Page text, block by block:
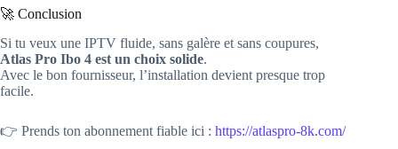
🚀 Conclusion
Si tu veux une IPTV fluide, sans galère et sans coupures,
Atlas Pro Ibo 4 est un choix solide.
Avec le bon fournisseur, l’installation devient presque trop
facile.
👉 Prends ton abonnement fiable ici : https://atlaspro-8k.com/